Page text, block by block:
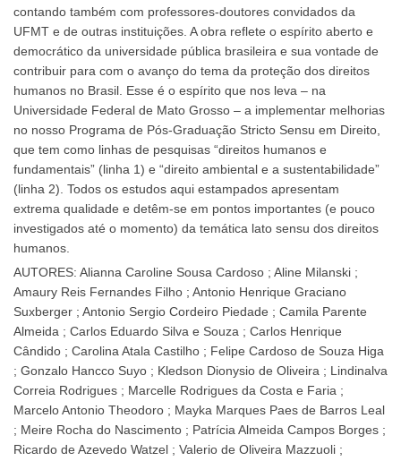
contando também com professores-doutores convidados da
UFMT e de outras instituições. A obra reflete o espírito aberto e
democrático da universidade pública brasileira e sua vontade de
contribuir para com o avanço do tema da proteção dos direitos
humanos no Brasil. Esse é o espírito que nos leva – na
Universidade Federal de Mato Grosso – a implementar melhorias
no nosso Programa de Pós-Graduação Stricto Sensu em Direito,
que tem como linhas de pesquisas “direitos humanos e
fundamentais” (linha 1) e “direito ambiental e a sustentabilidade”
(linha 2). Todos os estudos aqui estampados apresentam
extrema qualidade e detêm-se em pontos importantes (e pouco
investigados até o momento) da temática lato sensu dos direitos
humanos.
AUTORES: Alianna Caroline Sousa Cardoso ; Aline Milanski ;
Amaury Reis Fernandes Filho ; Antonio Henrique Graciano
Suxberger ; Antonio Sergio Cordeiro Piedade ; Camila Parente
Almeida ; Carlos Eduardo Silva e Souza ; Carlos Henrique
Cândido ; Carolina Atala Castilho ; Felipe Cardoso de Souza Higa
; Gonzalo Hancco Suyo ; Kledson Dionysio de Oliveira ; Lindinalva
Correia Rodrigues ; Marcelle Rodrigues da Costa e Faria ;
Marcelo Antonio Theodoro ; Mayka Marques Paes de Barros Leal
; Meire Rocha do Nascimento ; Patrícia Almeida Campos Borges ;
Ricardo de Azevedo Watzel ; Valerio de Oliveira Mazzuoli ;